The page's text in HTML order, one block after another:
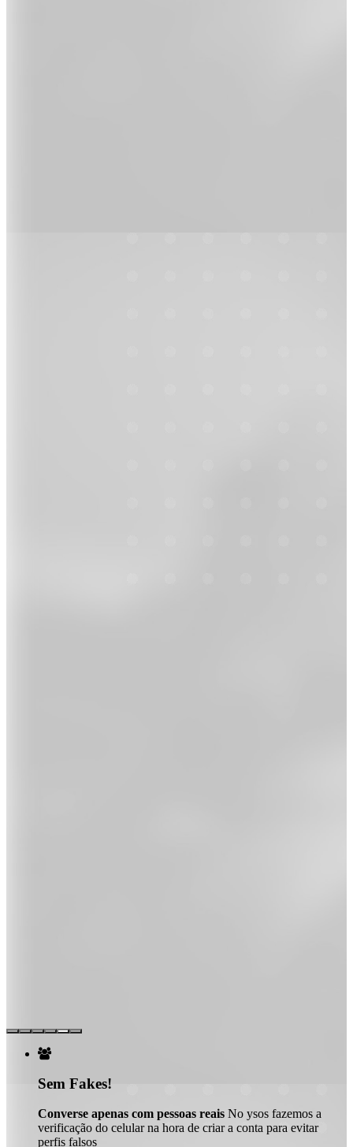

Sem Fakes!
Converse apenas com pessoas reais No ysos fazemos a
verificação do celular na hora de criar a conta para evitar
perfis falsos